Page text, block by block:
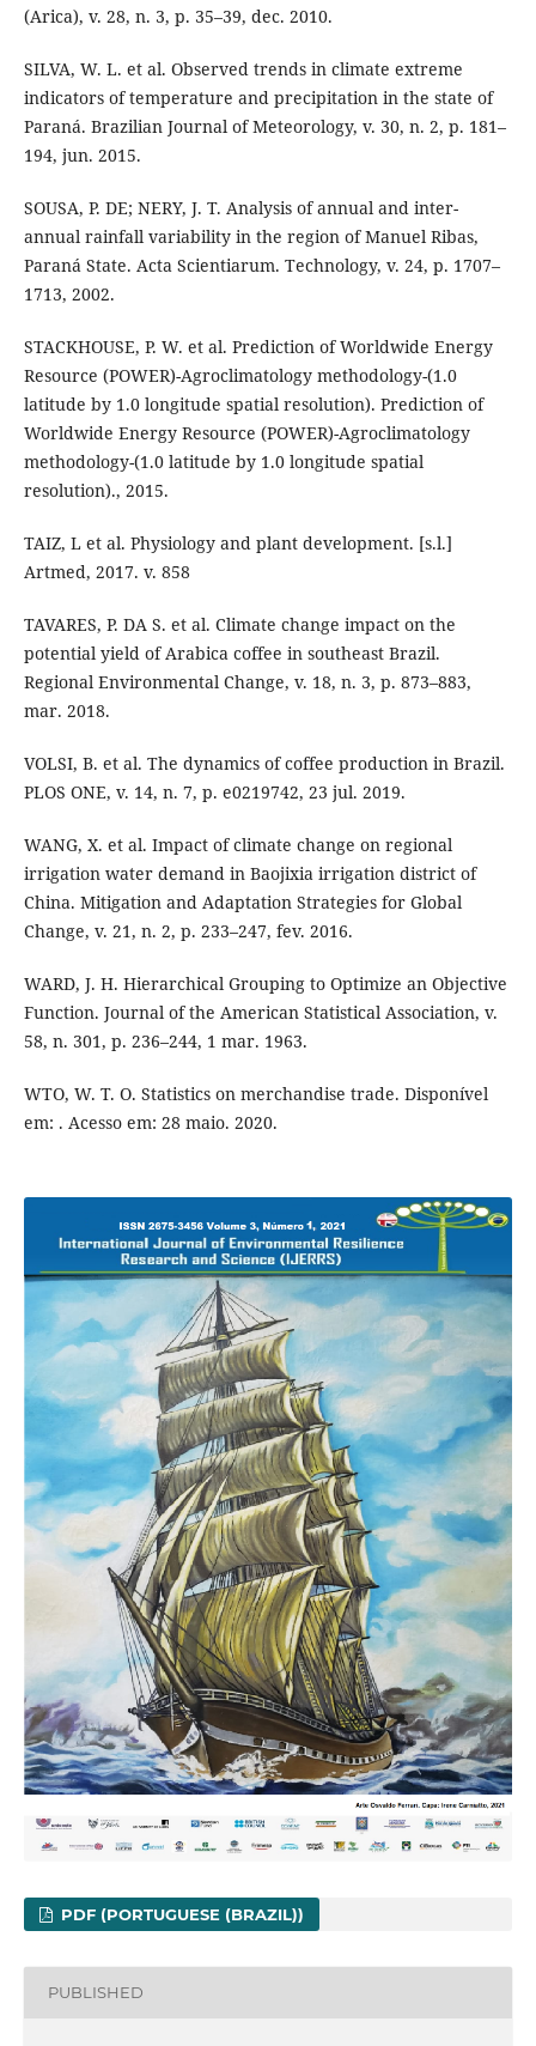
(Arica), v. 28, n. 3, p. 35–39, dec. 2010.
SILVA, W. L. et al. Observed trends in climate extreme
indicators of temperature and precipitation in the state of
Paraná. Brazilian Journal of Meteorology, v. 30, n. 2, p. 181–
194, jun. 2015.
SOUSA, P. DE; NERY, J. T. Analysis of annual and inter-
annual rainfall variability in the region of Manuel Ribas,
Paraná State. Acta Scientiarum. Technology, v. 24, p. 1707–
1713, 2002.
STACKHOUSE, P. W. et al. Prediction of Worldwide Energy
Resource (POWER)-Agroclimatology methodology-(1.0
latitude by 1.0 longitude spatial resolution). Prediction of
Worldwide Energy Resource (POWER)-Agroclimatology
methodology-(1.0 latitude by 1.0 longitude spatial
resolution)., 2015.
TAIZ, L et al. Physiology and plant development. [s.l.]
Artmed, 2017. v. 858
TAVARES, P. DA S. et al. Climate change impact on the
potential yield of Arabica coffee in southeast Brazil.
Regional Environmental Change, v. 18, n. 3, p. 873–883,
mar. 2018.
VOLSI, B. et al. The dynamics of coffee production in Brazil.
PLOS ONE, v. 14, n. 7, p. e0219742, 23 jul. 2019.
WANG, X. et al. Impact of climate change on regional
irrigation water demand in Baojixia irrigation district of
China. Mitigation and Adaptation Strategies for Global
Change, v. 21, n. 2, p. 233–247, fev. 2016.
WARD, J. H. Hierarchical Grouping to Optimize an Objective
Function. Journal of the American Statistical Association, v.
58, n. 301, p. 236–244, 1 mar. 1963.
WTO, W. T. O. Statistics on merchandise trade. Disponível
em: . Acesso em: 28 maio. 2020.
PDF (PORTUGUESE (BRAZIL))
PUBLISHED